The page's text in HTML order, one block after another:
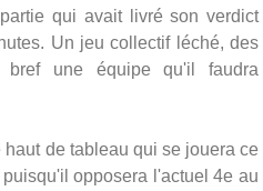
qui avait livré son verdict
Un jeu collectif léché, des
bref une équipe qu'il faudra
de tableau qui se jouera ce
opposera l'actuel 4e au